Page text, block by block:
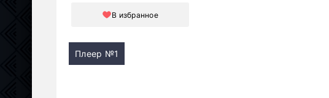
В избранное
Плеер №1